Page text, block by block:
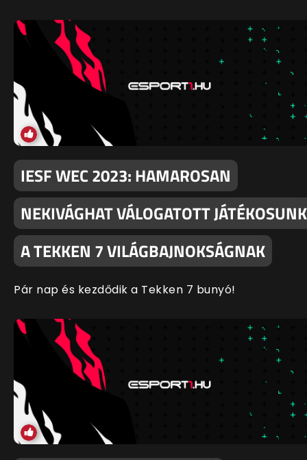
IESF WEC 2023: HAMAROSAN
NEKIVÁGHAT VÁLOGATOTT JÁTÉKOSUNK
A TEKKEN 7 VILÁGBAJNOKSÁGNAK
Pár nap és kezdődik a Tekken 7 bunyó!